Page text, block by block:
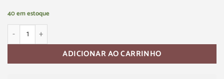
40 em estoque
ADICIONAR AO CARRINHO